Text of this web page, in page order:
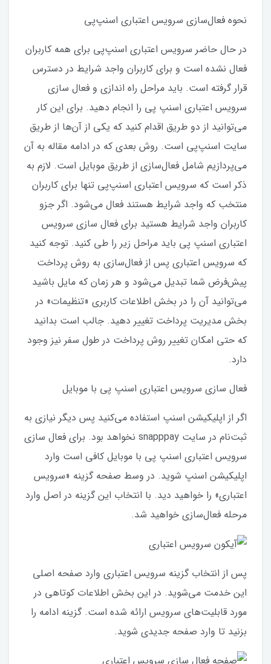
نحوه فعال‌سازی سرویس اعتباری اسنپ‌پی
در حال حاضر سرویس اعتباری اسنپ‌پی برای همه کاربران
فعال نشده است و برای کاربران واجد شرایط در دسترس
قرار گرفته است. باید مراحل راه اندازی و فعال سازی
سرویس اعتباری اسنپ پی را انجام دهید. برای این کار
می‌توانید از دو طریق اقدام کنید که یکی از آن‌ها از طریق
سایت اسنپ‌پی است. روش بعدی که در ادامه مقاله به آن
می‌پردازیم شامل فعال‌سازی از طریق موبایل است. لازم به
ذکر است که سرویس اعتباری اسنپ‌پی تنها برای کاربران
منتخب که واجد شرایط هستند فعال می‌شود. اگر جزو
کاربران واجد شرایط هستید برای فعال سازی سرویس
اعتباری اسنپ پی باید مراحل زیر را طی کنید. توجه کنید
که سرویس اعتباری پس از فعال‌سازی به روش پرداخت
پیش‌فرض شما تبدیل می‌شود و هر زمان که مایل باشید
می‌توانید آن را در بخش اطلاعات کاربری «تنظیمات» در
بخش مدیریت پرداخت تغییر دهید. جالب است بدانید
که حتی امکان تغییر روش پرداخت در طول سفر نیز وجود
دارد.
فعال سازی سرویس اعتباری اسنپ پی با موبایل
اگر از اپلیکیشن اسنپ استفاده می‌کنید پس دیگر نیازی به
ثبت‌نام در سایت snapppay نخواهد بود. برای فعال سازی
سرویس اعتباری اسنپ پی با موبایل کافی است وارد
اپلیکیشن اسنپ شوید. در وسط صفحه گزینه «سرویس
اعتباری» را خواهید دید. با انتخاب این گزینه در اصل وارد
مرحله فعال‌سازی خواهید شد.
پس از انتخاب گزینه سرویس اعتباری وارد صفحه اصلی
این خدمت می‌شوید. در این بخش اطلاعات کوتاهی در
مورد قابلیت‌های سرویس ارائه شده است. گزینه ادامه را
بزنید تا وارد صفحه جدیدی شوید.